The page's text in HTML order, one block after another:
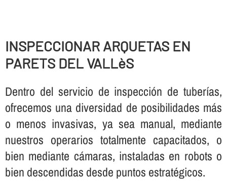
INSPECCIONAR ARQUETAS EN
PARETS DEL VALLèS
Dentro del servicio de inspección de tuberí­as,
ofrecemos una diversidad de posibilidades más
o menos invasivas, ya sea manual, mediante
nuestros operarios totalmente capacitados, o
bien mediante cámaras, instaladas en robots o
bien descendidas desde puntos estratégicos.